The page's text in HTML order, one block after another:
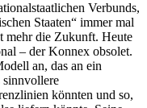
Verbunds,
Staaten“ immer mal
mehr die Zukunft. Heute
– der Konnex obsolet.
an, das an ein
sinnvollere
könnten und so,